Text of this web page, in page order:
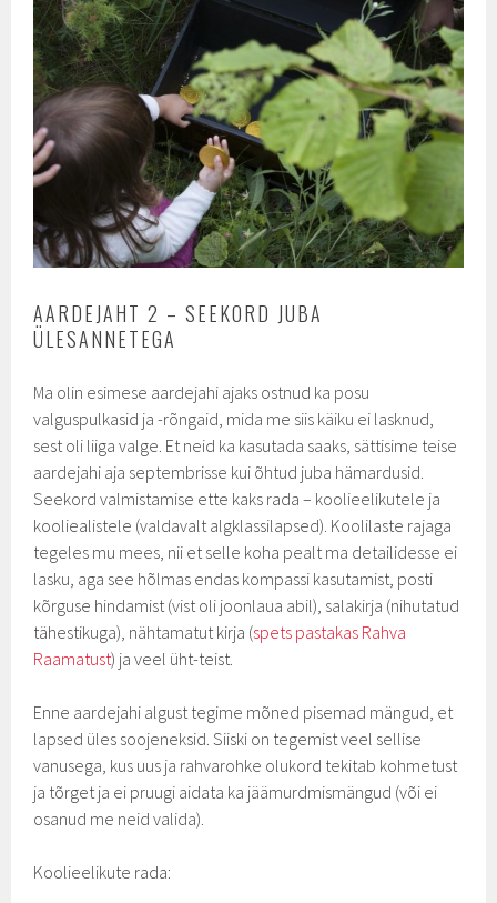
AARDEJAHT 2 – SEEKORD JUBA
ÜLESANNETEGA
Ma olin esimese aardejahi ajaks ostnud ka posu
valguspulkasid ja -rõngaid, mida me siis käiku ei lasknud,
sest oli liiga valge. Et neid ka kasutada saaks, sättisime teise
aardejahi aja septembrisse kui õhtud juba hämardusid.
Seekord valmistamise ette kaks rada – koolieelikutele ja
kooliealistele (valdavalt algklassilapsed). Koolilaste rajaga
tegeles mu mees, nii et selle koha pealt ma detailidesse ei
lasku, aga see hõlmas endas kompassi kasutamist, posti
kõrguse hindamist (vist oli joonlaua abil), salakirja (nihutatud
tähestikuga), nähtamatut kirja (spets pastakas Rahva
Raamatust) ja veel üht-teist.
Enne aardejahi algust tegime mõned pisemad mängud, et
lapsed üles soojeneksid. Siiski on tegemist veel sellise
vanusega, kus uus ja rahvarohke olukord tekitab kohmetust
ja tõrget ja ei pruugi aidata ka jäämurdmismängud (või ei
osanud me neid valida).
Koolieelikute rada: